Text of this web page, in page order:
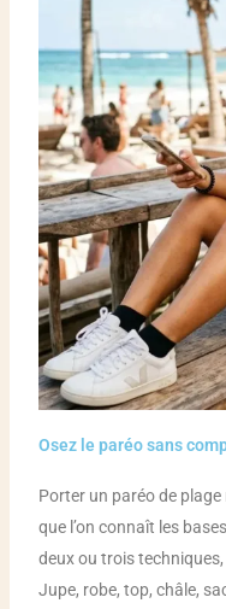
Osez le paréo sans
Porter un paréo de plage
que l’on connaît les
deux ou trois
Jupe, robe, top, châle,